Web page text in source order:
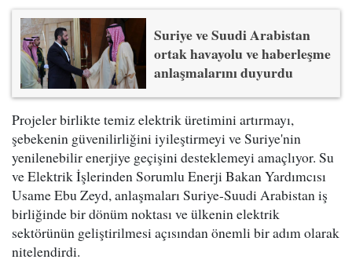
Suriye ve Suudi Arabistan
ortak havayolu ve haberleşme
anlaşmalarını duyurdu
Projeler birlikte temiz elektrik üretimini artırmayı,
şebekenin güvenilirliğini iyileştirmeyi ve Suriye'nin
yenilenebilir enerjiye geçişini desteklemeyi amaçlıyor. Su
ve Elektrik İşlerinden Sorumlu Enerji Bakan Yardımcısı
Usame Ebu Zeyd, anlaşmaları Suriye-Suudi Arabistan iş
birliğinde bir dönüm noktası ve ülkenin elektrik
sektörünün geliştirilmesi açısından önemli bir adım olarak
nitelendirdi.